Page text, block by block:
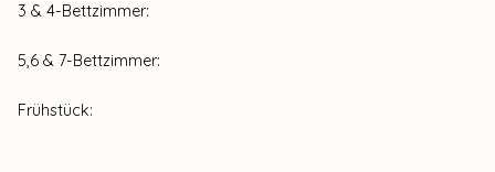
3 & 4-Bettzimmer:
5,6 & 7-Bettzimmer:
Frühstück: